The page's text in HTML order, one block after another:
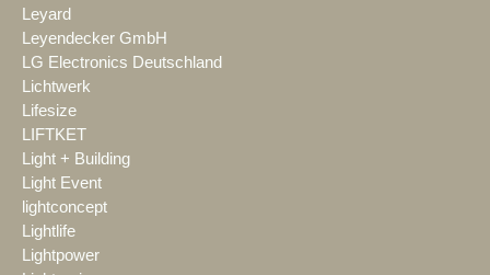
Leyard
Leyendecker GmbH
LG Electronics Deutschland
Lichtwerk
Lifesize
LIFTKET
Light + Building
Light Event
lightconcept
Lightlife
Lightpower